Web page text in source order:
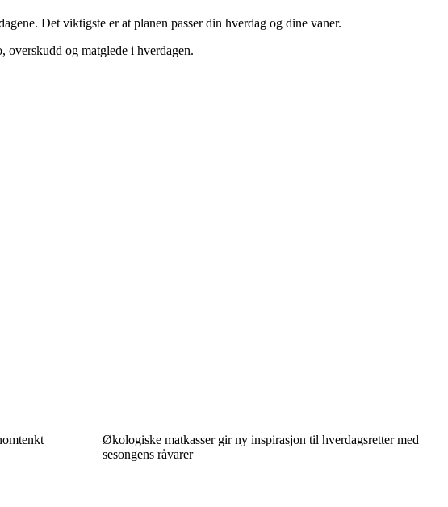
Det viktigste er at planen passer din hverdag og dine vaner.
overskudd og matglede i hverdagen.
Økologiske matkasser gir ny inspirasjon til hverdagsretter med
sesongens råvarer